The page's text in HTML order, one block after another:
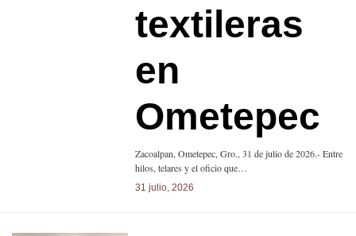
textileras
en
Ometepec
Zacoalpan, Ometepec, Gro., 31 de julio de 2026.- Entre
hilos, telares y el oficio que…
31 julio, 2026